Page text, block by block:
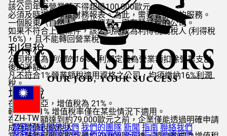
ZH-TW
業務領域 關於我們 我們的團隊 新聞 指南 聯絡我們
該公司年度營業額不得超過100,000歐元。
必須及時提交年度財務報表。為此，需要會計師的服務。
一個股東（自然人）只能擁有一家有營業稅的公司。
如果不符合上述條件，該公司將成為利得稅納稅人 (利得稅
16%)，且不能轉回營業稅。
利得稅
公司稅率為 利潤的16 %，利潤定義為營業額扣除營業支出
後的淨額。
凡不符合1%營業額稅適用資格之公司，均須繳納16%利潤
稅。
增值稅
在羅馬尼亞，增值稅為 21%。
較低的 11% 增值稅率僅在某些情況下適用。
在年營業額達到約79,000歐元之前，企業僅能透過明確申請
成為增值稅納稅人。